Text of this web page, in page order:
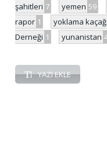
şahitleri 7 yemen 59
rapor 1 yoklama kaçağı
Derneği 1 yunanistan
YAZI EKLE